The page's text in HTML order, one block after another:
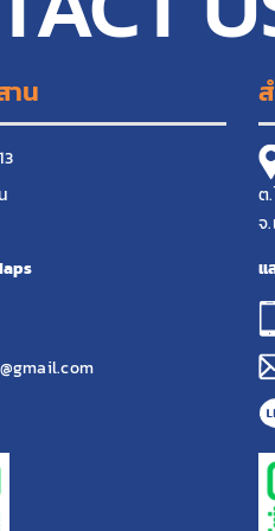
าน
ต
จ
แ